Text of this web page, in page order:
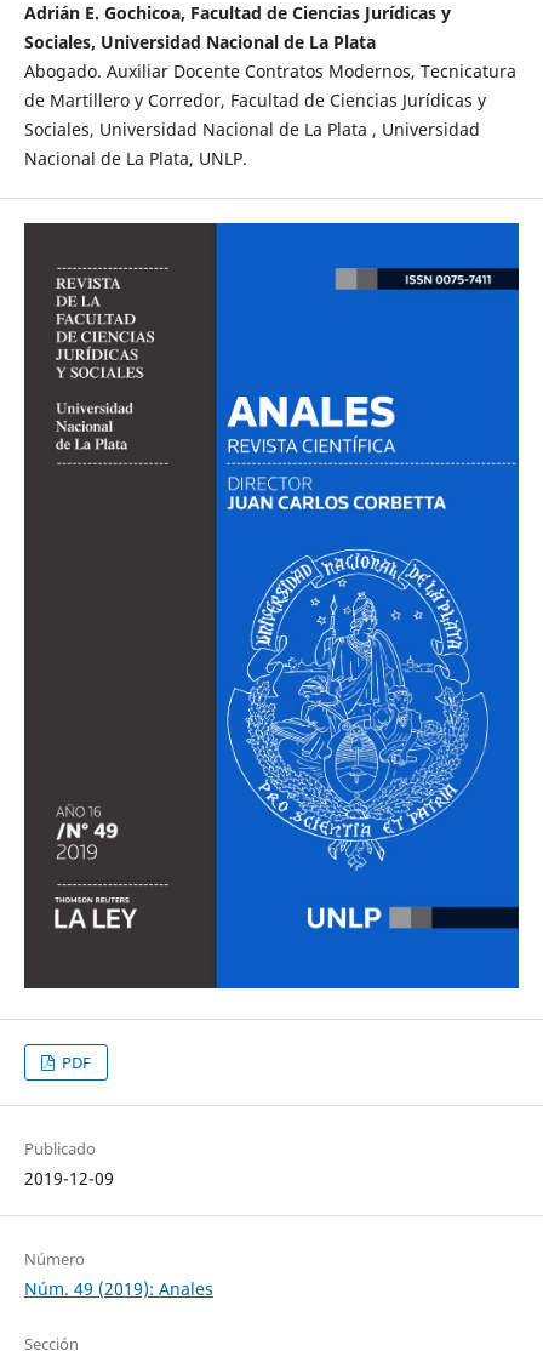
Adrián E. Gochicoa, Facultad de Ciencias Jurídicas y
Sociales, Universidad Nacional de La Plata
Abogado. Auxiliar Docente Contratos Modernos, Tecnicatura
de Martillero y Corredor, Facultad de Ciencias Jurídicas y
Sociales, Universidad Nacional de La Plata , Universidad
Nacional de La Plata, UNLP.
PDF
Publicado
2019-12-09
Número
Núm. 49 (2019): Anales
Sección